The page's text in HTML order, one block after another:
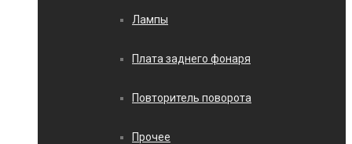
Лампы
Плата заднего фонаря
Повторитель поворота
Прочее